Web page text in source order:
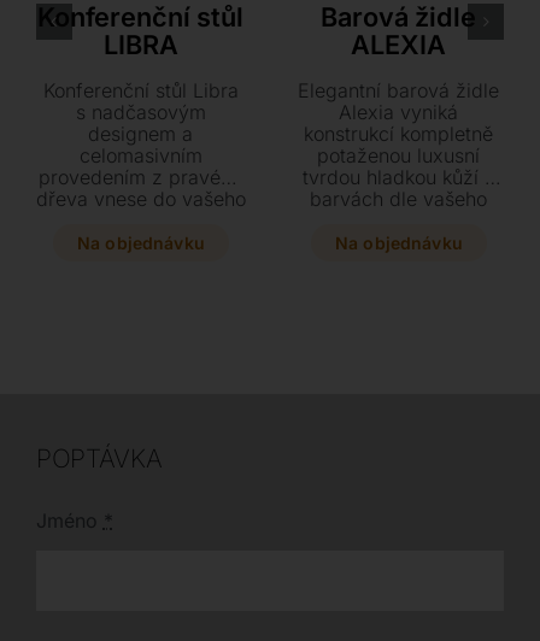
Konferenční stůl
LIBRA
Konferenční stůl Libra
s nadčasovým
designem a
celomasivním
provedením z pravého
dřeva vnese do vašeho
přírody. Vyberte si
Na objednávku
Barová židle
ALEXIA
Elegantní barová židle
Alexia vyniká
konstrukcí kompletně
potaženou luxusní
tvrdou hladkou kůží v
barvách dle vašeho
kousek o rozměrech
Na objednávku
POPTÁVKA
Jméno *